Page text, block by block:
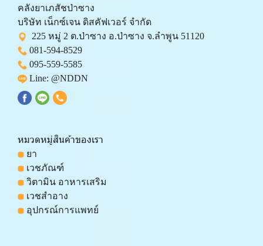
คลังยาเภสัชป่าซาง
บริษัท เน็กซ์เจน ดิสคัฟเวอร์ จำกัด
225 หมู่ 2 ต.ป่าซาง อ.ป่าซาง จ.ลำพูน 51120
081-594-8529
095-559-5585
Line: @NDDN
หมวดหมู่สินค้าของเรา
ยา
เวชภัณฑ์
วิตามิน อาหารเสริม
เวชสำอาง
อุปกรณ์การแพทย์